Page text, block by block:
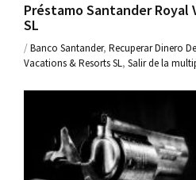
Préstamo Santander Royal
SL
/Banco Santander, Recuperar Dinero
Vacations & Resorts SL, Salir de la